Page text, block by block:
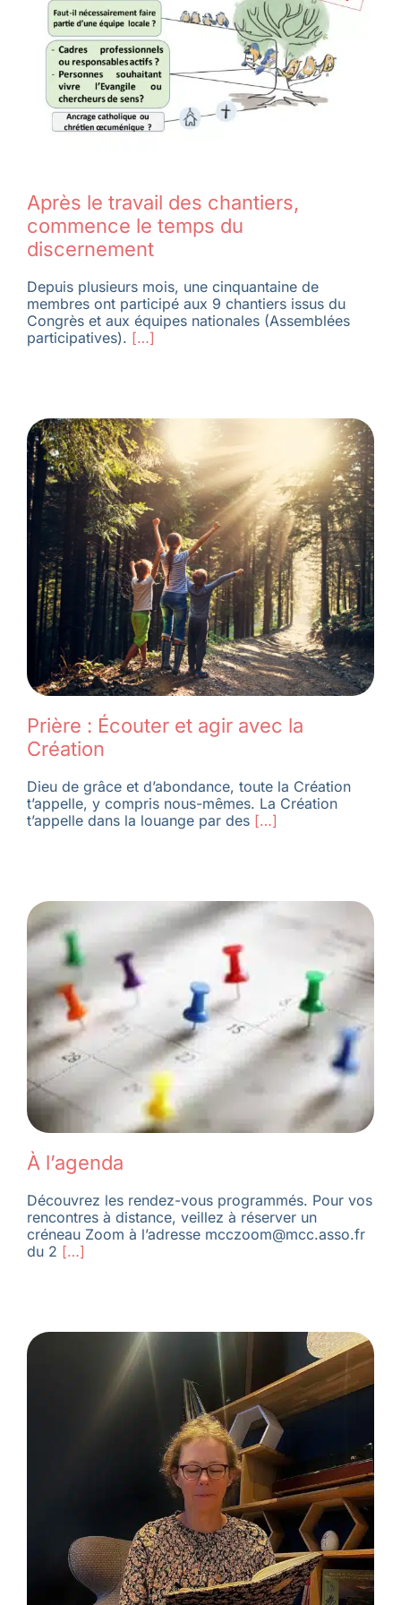
Membres
L’actu
La revue Responsables
Après le travail des chantiers,
commence le temps du
discernement
Depuis plusieurs mois, une cinquantaine de
membres ont participé aux 9 chantiers issus du
Congrès et aux équipes nationales (Assemblées
participatives). […]
Prière : Écouter et agir avec la
Création
Dieu de grâce et d’abondance, toute la Création
t’appelle, y compris nous-mêmes. La Création
t’appelle dans la louange par des[…]
À l’agenda
Découvrez les rendez-vous programmés. Pour vos
rencontres à distance, veillez à réserver un
créneau Zoom à l’adresse mcczoom@mcc.asso.fr
du 2 […]